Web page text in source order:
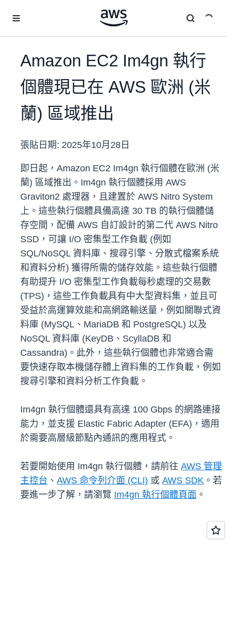
Amazon EC2 Im4gn 執行
個體現已在 AWS 歐洲 (米
蘭) 區域推出
張貼日期: 2025年10月28日
即日起，Amazon EC2 Im4gn 執行個體在歐洲 (米
蘭) 區域推出。Im4gn 執行個體採用 AWS
Graviton2 處理器，且建置於 AWS Nitro System
上。這些執行個體具備高達 30 TB 的執行個體儲
存空間，配備 AWS 自訂設計的第二代 AWS Nitro
SSD，可讓 I/O 密集型工作負載 (例如
SQL/NoSQL 資料庫、搜尋引擎、分散式檔案系統
和資料分析) 獲得所需的儲存效能。這些執行個體
有助提升 I/O 密集型工作負載每秒處理的交易數
(TPS)，這些工作負載具有中大型資料集，並且可
受益於高運算效能和高網路輸送量，例如關聯式資
料庫 (MySQL、MariaDB 和 PostgreSQL) 以及
NoSQL 資料庫 (KeyDB、ScyllaDB 和
Cassandra)。此外，這些執行個體也非常適合需
要快速存取本機儲存體上資料集的工作負載，例如
搜尋引擎和資料分析工作負載。
Im4gn 執行個體還具有高達 100 Gbps 的網路連接
能力，並支援 Elastic Fabric Adapter (EFA)，適用
於需要高層級節點內通訊的應用程式。
若要開始使用 Im4gn 執行個體，請前往 AWS 管理
主控台 、 AWS 命令列介面 (CLI) 或 AWS SDK 。若
要進一步了解，請瀏覽 Im4gn 執行個體頁面 。